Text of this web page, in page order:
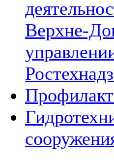
Верхне-